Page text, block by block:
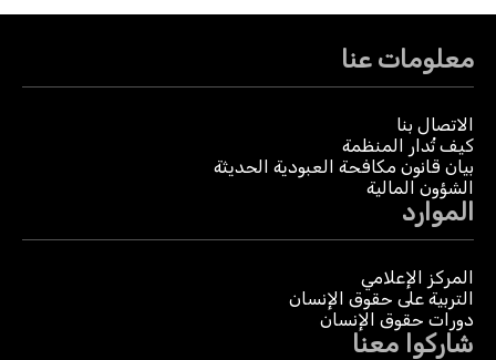
معلومات عنا
الاتصال بنا
كيف تُدار المنظمة
بيان قانون مكافحة العبودية الحديثة
الشؤون المالية
الموارد
المركز الإعلامي
التربية على حقوق الإنسان
دورات حقوق الإنسان
شاركوا معنا